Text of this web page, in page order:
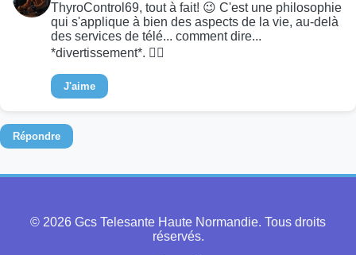
ThyroControl69, tout à fait! 😉 C'est une philosophie
qui s'applique à bien des aspects de la vie, au-delà
des services de télé... comment dire...
*divertissement*. 🧘‍♂️
J'aime
Répondre
© 2026 Gcs Telesante Haute Normandie. Tous droits
réservés.